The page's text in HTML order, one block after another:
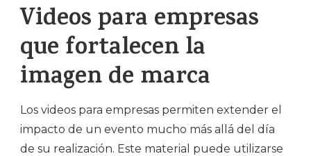
Videos para empresas
que fortalecen la
imagen de marca
Los videos para empresas permiten extender el
impacto de un evento mucho más allá del día
de su realización. Este material puede utilizarse